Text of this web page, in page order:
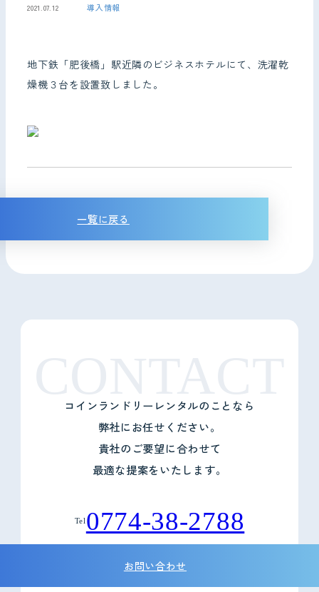
2021.07.12 導入情報
地下鉄「肥後橋」駅近隣のビジネスホテルにて、洗濯乾
燥機３台を設置致しました。
一覧に戻る
コインランドリーレンタルのことなら
弊社にお任せください。
貴社のご要望に合わせて
最適な提案をいたします。
Tel0774-38-2788
お問い合わせ